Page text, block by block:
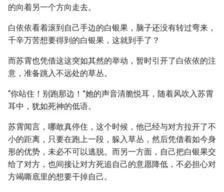
的向着另一个方向走去。
白依依看着滚到自己手边的白银果，脑子还没有转过弯来，
千辛万苦想要得到的白银果，这就到手了？
而苏霄也凭借这这突如其然的举动，暂时引开了白依依的注
意，准备跳入不远处的草丛。
“你站住！别跑那边！”她的声音清脆悦耳，随着风吹入苏霄
耳中，犹如死神的低语。
苏霄闻言，哪敢真停住，这个时候，他已经与对方拉开了不
小的距离，只要在跑上一段，躲入草丛，然后凭借着如今身
形的优势，未必不可以逃脱。而另一方面，自己把白银果交
给了对方，也间接让对方死追自己的意愿降低，不必担心对
方竭嘶底里的想要干掉自己。